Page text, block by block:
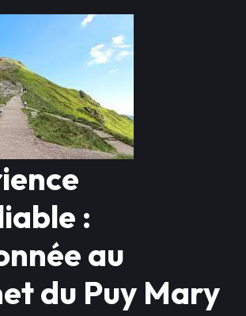
:
au
du Puy Mary